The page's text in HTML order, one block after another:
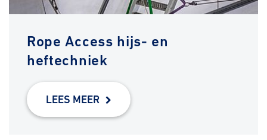
Rope Access hijs- en
heftechniek
LEES MEER